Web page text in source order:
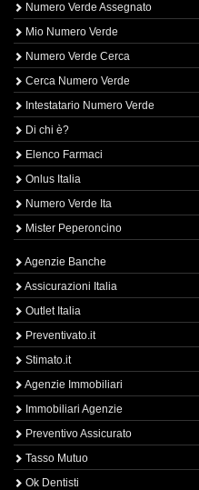
Numero Verde Assegnato
Mio Numero Verde
Numero Verde Cerca
Cerca Numero Verde
Intestatario Numero Verde
Di chi è?
Elenco Farmaci
Onlus Italia
Numero Verde Ita
Mister Peperoncino
Agenzie Banche
Assicurazioni Italia
Outlet Italia
Preventivato.it
Stimato.it
Agenzie Immobiliari
Immobiliari Agenzie
Preventivo Assicurato
Tasso Mutuo
Ok Dentisti